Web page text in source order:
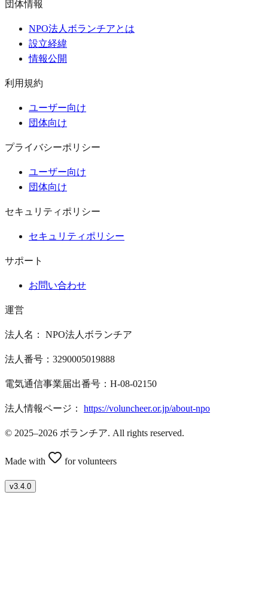
団体情報
NPO法人ボランチアとは
設立経緯
情報公開
利用規約
ユーザー向け
団体向け
プライバシーポリシー
ユーザー向け
団体向け
セキュリティポリシー
セキュリティポリシー
サポート
お問い合わせ
運営
法人名： NPO法人ボランチア
法人番号：3290005019888
電気通信事業届出番号：H-08-02150
法人情報ページ： https://voluncheer.or.jp/about-npo
© 2025–2026 ボランチア. All rights reserved.
Made with for volunteers
v3.4.0